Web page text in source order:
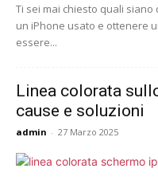
Ti sei mai chiesto quali
un iPhone usato e ottenere
essere...
Linea colorata
cause e soluzioni
admin - 27 Marzo 2025